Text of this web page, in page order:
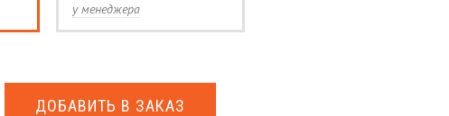
у менеджера
ДОБАВИТЬ В ЗАКАЗ